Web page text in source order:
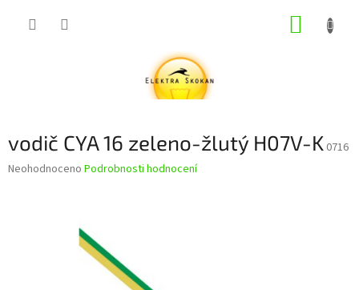
vodič CYA 16 zeleno-žlutý H07V-K 0716
Průměrné
Neohodnoceno Podrobnosti hodnocení